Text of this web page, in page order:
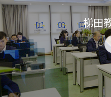
成功研发并推行幼儿园
快乐管理（激分制管
理），开创幼教管理新
纪元
梯田